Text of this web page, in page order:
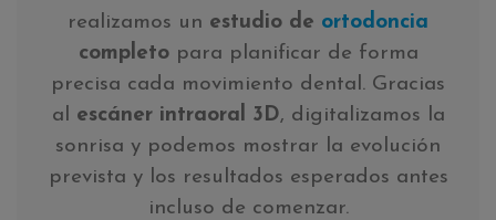
realizamos un estudio de ortodoncia
completopara planificar de forma
precisa cada movimiento dental. Gracias
al escáner intraoral 3D, digitalizamos la
sonrisa y podemos mostrar la evolución
prevista y los resultados esperados antes
incluso de comenzar.